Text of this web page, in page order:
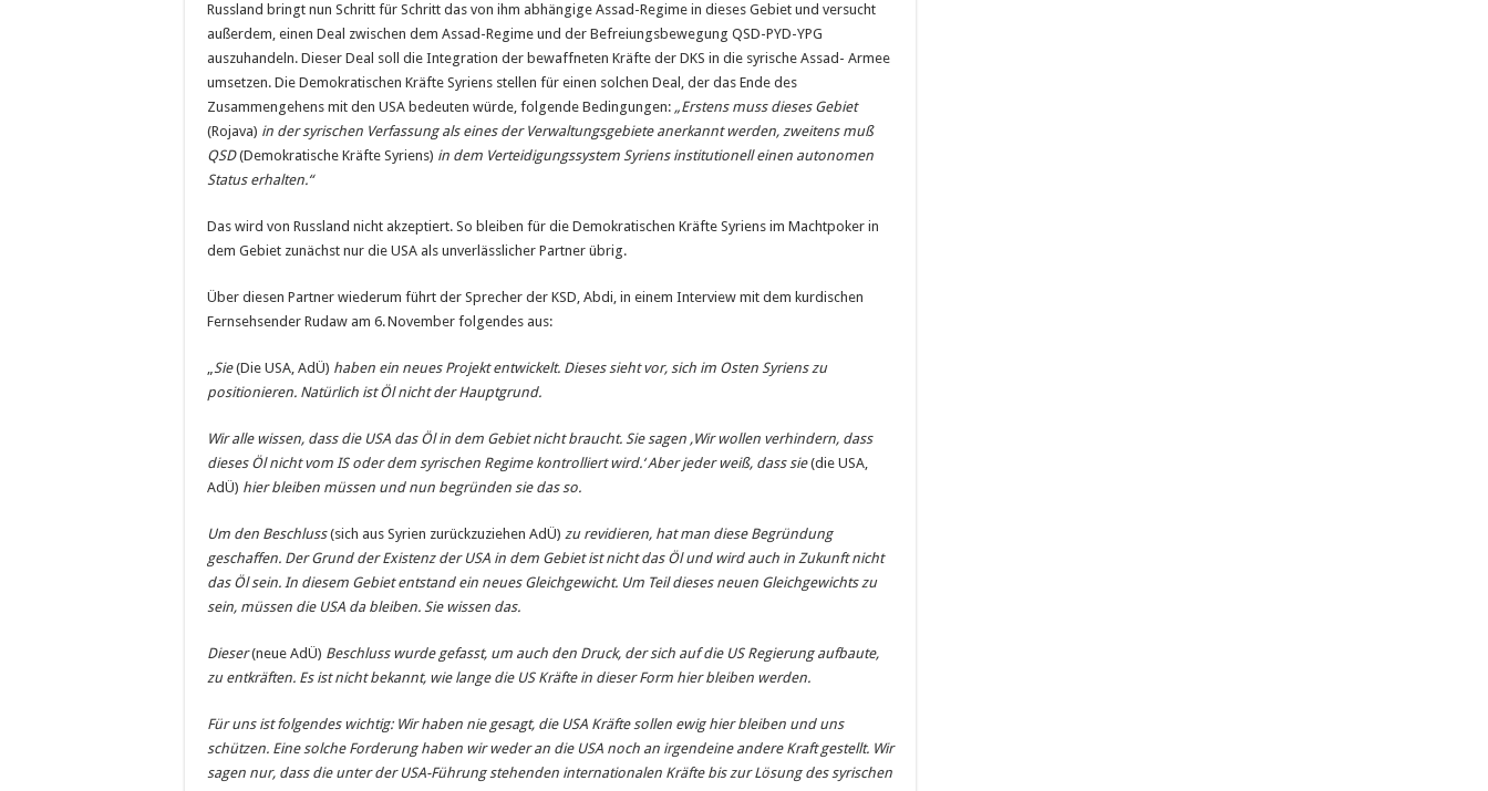
Russland bringt nun Schritt für Schritt das von ihm abhängige Assad-Regime in dieses Gebiet und versucht
außerdem, einen Deal zwischen dem Assad-Regime und der Befreiungsbewegung QSD-PYD-YPG
auszuhandeln. Dieser Deal soll die Integration der bewaffneten Kräfte der DKS in die syrische Assad- Armee
umsetzen. Die Demokratischen Kräfte Syriens stellen für einen solchen Deal, der das Ende des
Zusammengehens mit den USA bedeuten würde, folgende Bedingungen: „Erstens muss dieses Gebiet
(Rojava) in der syrischen Verfassung als eines der Verwaltungsgebiete anerkannt werden, zweitens muß
QSD(Demokratische Kräfte Syriens) in dem Verteidigungssystem Syriens institutionell einen autonomen
Status erhalten.“
Das wird von Russland nicht akzeptiert. So bleiben für die Demokratischen Kräfte Syriens im Machtpoker in
dem Gebiet zunächst nur die USA als unverlässlicher Partner übrig.
Über diesen Partner wiederum führt der Sprecher der KSD, Abdi, in einem Interview mit dem kurdischen
Fernsehsender Rudaw am 6. November folgendes aus:
„Sie(Die USA, AdÜ) haben ein neues Projekt entwickelt. Dieses sieht vor, sich im Osten Syriens zu
positionieren. Natürlich ist Öl nicht der Hauptgrund.
Wir alle wissen, dass die USA das Öl in dem Gebiet nicht braucht. Sie sagen ‚Wir wollen verhindern, dass
dieses Öl nicht vom IS oder dem syrischen Regime kontrolliert wird.‘ Aber jeder weiß, dass sie(die USA,
AdÜ) hier bleiben müssen und nun begründen sie das so.
Um den Beschluss(sich aus Syrien zurückzuziehen AdÜ) zu revidieren, hat man diese Begründung
geschaffen. Der Grund der Existenz der USA in dem Gebiet ist nicht das Öl und wird auch in Zukunft nicht
das Öl sein. In diesem Gebiet entstand ein neues Gleichgewicht. Um Teil dieses neuen Gleichgewichts zu
sein, müssen die USA da bleiben. Sie wissen das.
Dieser(neue AdÜ) Beschluss wurde gefasst, um auch den Druck, der sich auf die US Regierung aufbaute,
zu entkräften. Es ist nicht bekannt, wie lange die US Kräfte in dieser Form hier bleiben werden.
Für uns ist folgendes wichtig: Wir haben nie gesagt, die USA Kräfte sollen ewig hier bleiben und uns
schützen. Eine solche Forderung haben wir weder an die USA noch an irgendeine andere Kraft gestellt. Wir
sagen nur, dass die unter der USA-Führung stehenden internationalen Kräfte bis zur Lösung des syrischen